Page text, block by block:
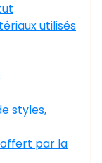
utilisés
styles,
par la